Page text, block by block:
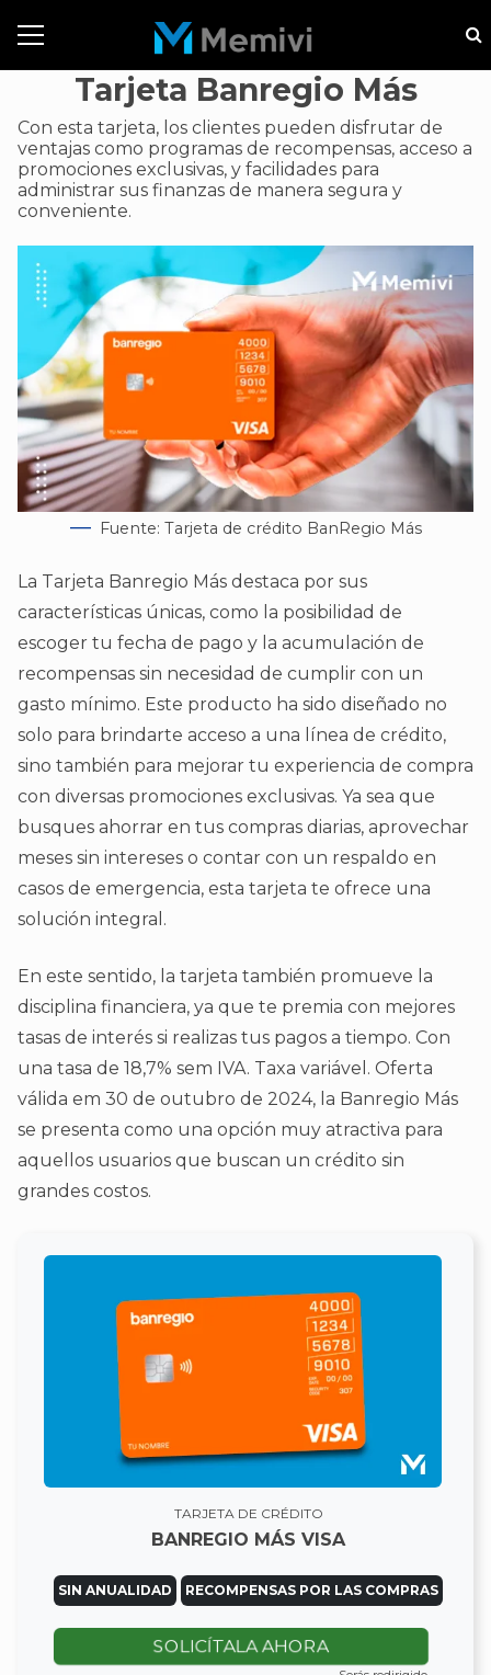
Tarjeta Banregio Más
Con esta tarjeta, los clientes pueden disfrutar de
ventajas como programas de recompensas, acceso a
promociones exclusivas, y facilidades para
administrar sus finanzas de manera segura y
conveniente.
Fuente: Tarjeta de crédito BanRegio Más
La Tarjeta Banregio Más destaca por sus
características únicas, como la posibilidad de
escoger tu fecha de pago y la acumulación de
recompensas sin necesidad de cumplir con un
gasto mínimo. Este producto ha sido diseñado no
solo para brindarte acceso a una línea de crédito,
sino también para mejorar tu experiencia de compra
con diversas promociones exclusivas. Ya sea que
busques ahorrar en tus compras diarias, aprovechar
meses sin intereses o contar con un respaldo en
casos de emergencia, esta tarjeta te ofrece una
solución integral.
En este sentido, la tarjeta también promueve la
disciplina financiera, ya que te premia con mejores
tasas de interés si realizas tus pagos a tiempo. Con
una tasa de 18,7% sem IVA. Taxa variável. Oferta
válida em 30 de outubro de 2024, la Banregio Más
se presenta como una opción muy atractiva para
aquellos usuarios que buscan un crédito sin
grandes costos.
TARJETA DE CRÉDITO
BANREGIO MÁS VISA
SIN ANUALIDAD RECOMPENSAS POR LAS COMPRAS
SOLICÍTALA AHORA